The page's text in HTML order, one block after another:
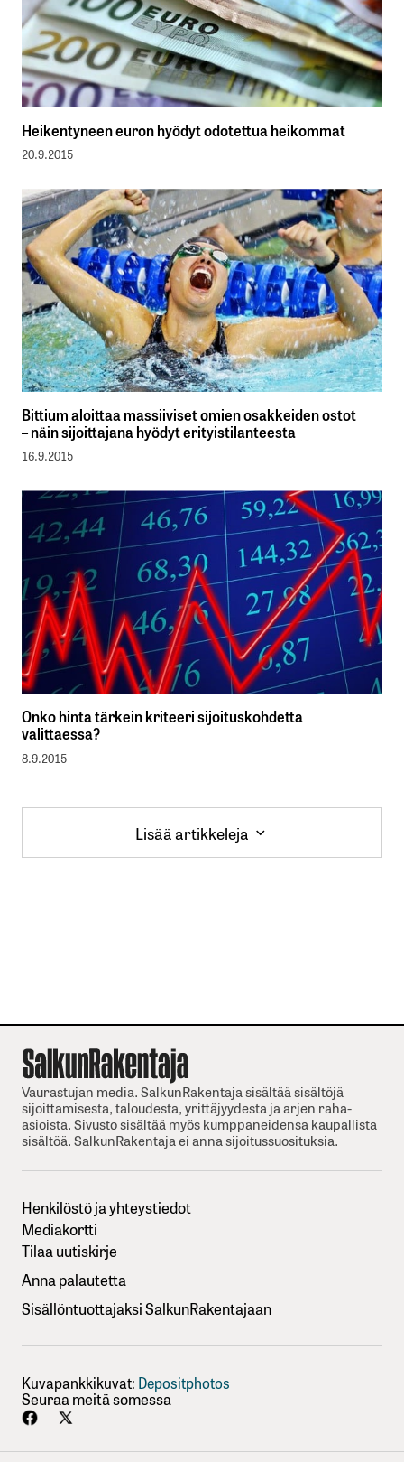
Heikentyneen euron hyödyt odotettua heikommat
20.9.2015
Bittium aloittaa massiiviset omien osakkeiden ostot
– näin sijoittajana hyödyt erityistilanteesta
16.9.2015
Onko hinta tärkein kriteeri sijoituskohdetta
valittaessa?
8.9.2015
Lisää artikkeleja
Lisää artikkeleja
Vaurastujan media. SalkunRakentaja sisältää sisältöjä
sijoittamisesta, taloudesta, yrittäjyydesta ja arjen raha-
asioista. Sivusto sisältää myös kumppaneidensa kaupallista
sisältöä. SalkunRakentaja ei anna sijoitussuosituksia.
Henkilöstö ja yhteystiedot
Mediakortti
Tilaa uutiskirje
Anna palautetta
Sisällöntuottajaksi SalkunRakentajaan
Kuvapankkikuvat: Depositphotos
Seuraa meitä somessa